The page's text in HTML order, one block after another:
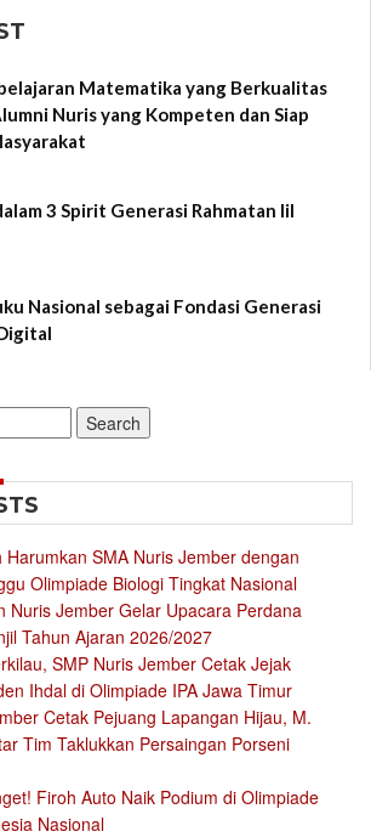
Matematika yang Berkualitas
Nuris yang Kompeten dan Siap
3 Spirit Generasi Rahmatan lil
Nasional sebagai Fondasi Generasi
Harumkan SMA Nuris Jember dengan
Olimpiade Biologi Tingkat Nasional
Nuris Jember Gelar Upacara Perdana
Tahun Ajaran 2026/2027
SMP Nuris Jember Cetak Jejak
Ihdal di Olimpiade IPA Jawa Timur
Cetak Pejuang Lapangan Hijau, M.
Tim Taklukkan Persaingan Porseni
Firoh Auto Naik Podium di Olimpiade
Nasional